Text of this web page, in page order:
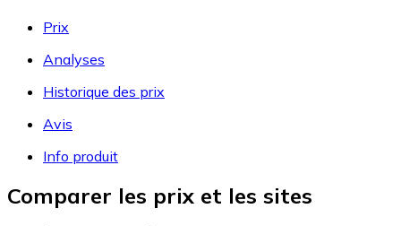
Prix
Analyses
Historique des prix
Avis
Info produit
Comparer les prix et les sites